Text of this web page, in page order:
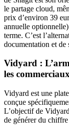
le partage cloud,
prix d’environ 39
annuelle
terme. C’est
documentation et de
Vidyard :
les
Vidyard est une
conçue
L’objectif de
de générer du